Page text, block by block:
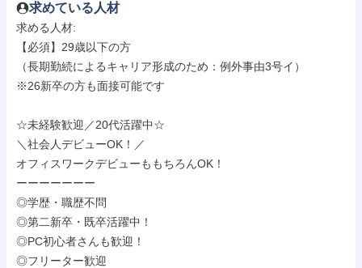
求めている人材
求める人材:
【必須】29歳以下の方
（長期勤続によるキャリア形成のため：例外事由3号イ）
※26新卒の方も面接可能です
☆未経験歓迎／20代活躍中☆
＼社会人デビューOK！／
オフィスワークデビューももちろんOK！
ーーーーーーー
◎学歴・職歴不問
◎第二新卒・既卒活躍中！
◎PC初心者さんも歓迎！
◎フリーター歓迎